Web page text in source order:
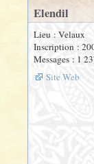
Elendil
Lieu : Velaux
Inscription :
Messages : 1
Site Web